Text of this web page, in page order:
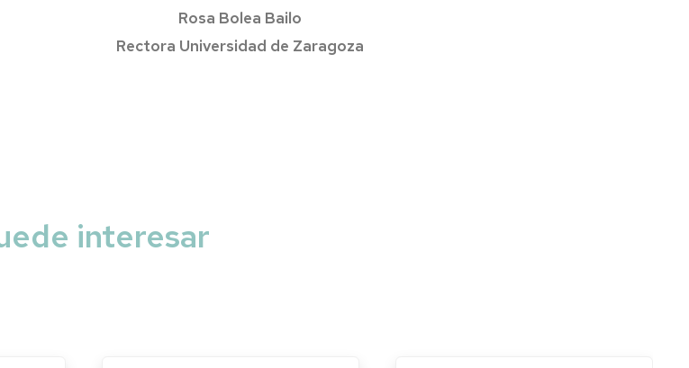
Rosa Bolea Bailo
Rectora Universidad de Zaragoza
interesar